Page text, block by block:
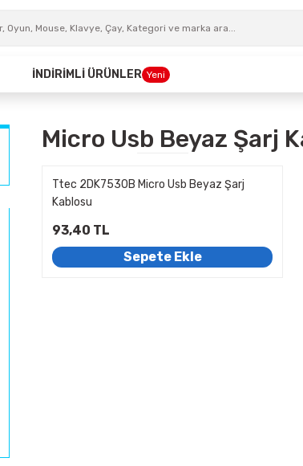
İNDİRİMLİ ÜRÜNLER Yeni
Micro Usb Beyaz Şarj
Ttec 2DK7530B Micro Usb Beyaz Şarj
Kablosu
93,40 TL
Sepete Ekle